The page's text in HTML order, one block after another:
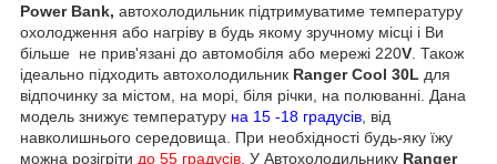
Power Bank, автохолодильник підтримуватиме температуру
охолодження або нагріву в будь якому зручному місці і Ви
більше не прив'язані до автомобіля або мережі 220V . Також
ідеально підходить автохолодильник Ranger Cool 30L для
відпочинку за містом, на морі, біля річки, на полюванні. Дана
модель знижує температуру на 15 -18 градусів , від
навколишнього середовища. При необхідності будь-яку їжу
можна розігріти до 55 градусів . У Автохолодильнику Ranger